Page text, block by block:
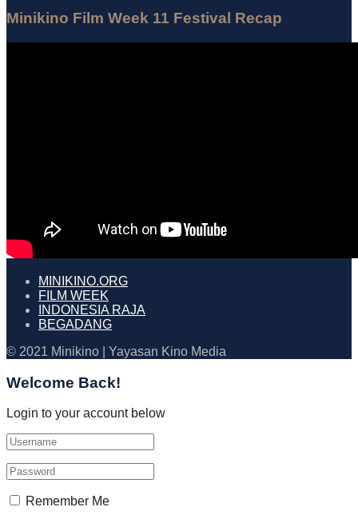
Minikino Film Week 11 Festival Recap
MINIKINO.ORG
FILM WEEK
INDONESIA RAJA
BEGADANG
© 2021 Minikino | Yayasan Kino Media
Welcome Back!
Login to your account below
Remember Me